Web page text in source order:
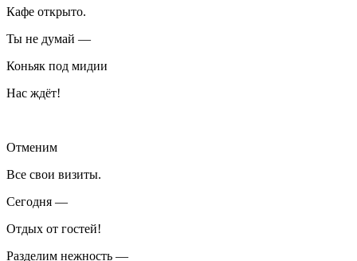
Кафе открыто.
Ты не думай —
Коньяк под мидии
Нас ждёт!
Отменим
Все свои визиты.
Сегодня —
Отдых от гостей!
Разделим нежность —